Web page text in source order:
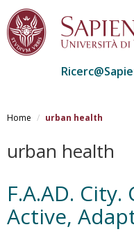
al
principale
Home urban health
urban health
F.A.AD.
Active,